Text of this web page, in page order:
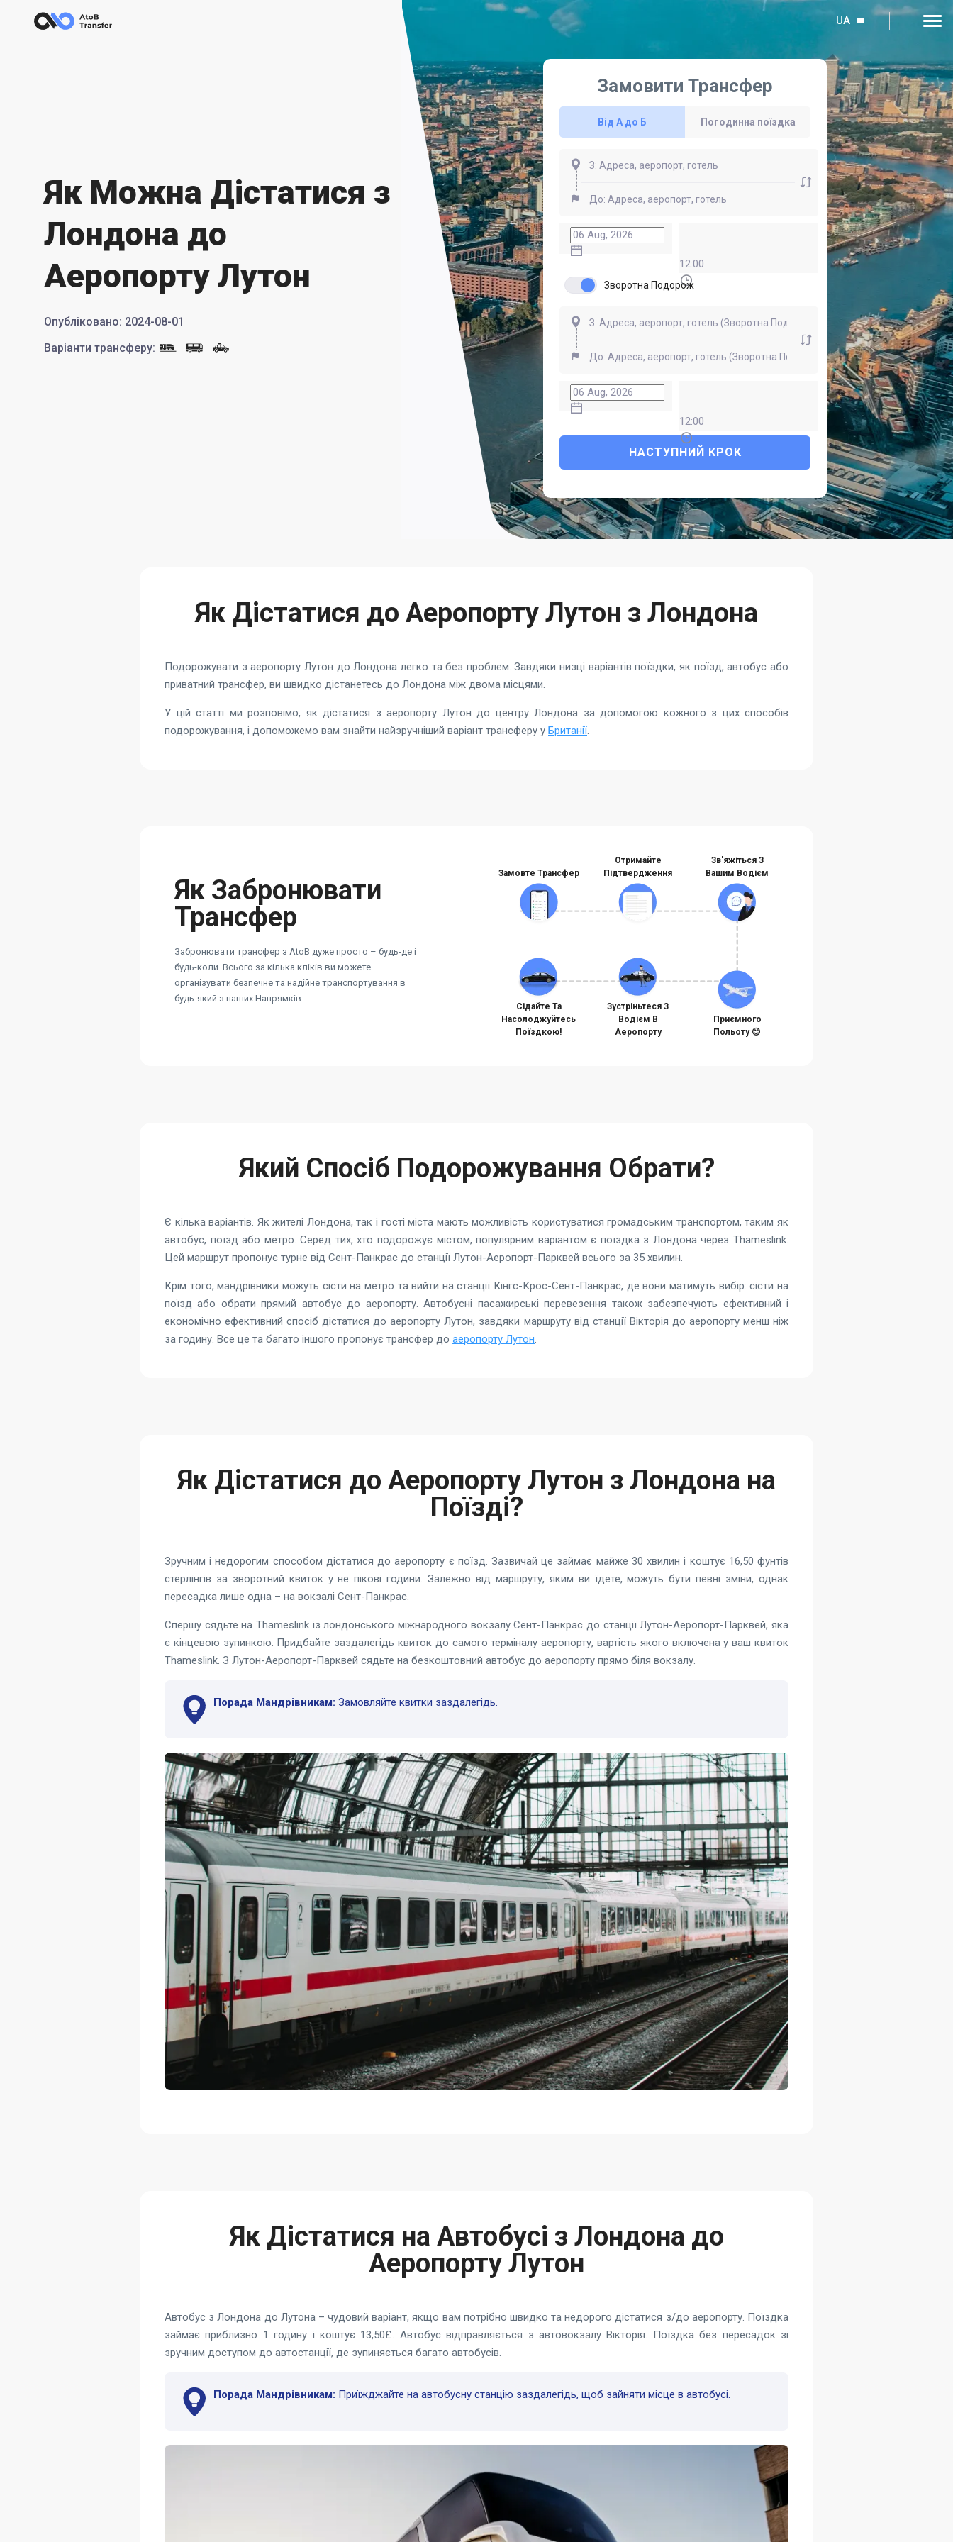
UA
Як Можна Дістатися з
Лондона до
Аеропорту Лутон
Опубліковано: 2024-08-01
Варіанти трансферу:
Замовити Трансфер
Від А до Б Погодинна поїздка
12:00
Зворотна Подорож
12:00
НАСТУПНИЙ КРОК
Як Дістатися до Аеропорту Лутон з Лондона
Подорожувати з аеропорту Лутон до Лондона легко та без проблем. Завдяки низці варіантів поїздки, як поїзд, автобус або
приватний трансфер, ви швидко дістанетесь до Лондона між двома місцями.
У цій статті ми розповімо, як дістатися з аеропорту Лутон до центру Лондона за допомогою кожного з цих способів
подорожування, і допоможемо вам знайти найзручніший варіант трансферу у Британії.
Як Забронювати
Трансфер
Забронювати трансфер з AtoB дуже просто – будь-де і
будь-коли. Всього за кілька кліків ви можете
організувати безпечне та надійне транспортування в
будь-який з наших Напрямків.
Замовте Трансфер
Отримайте
Підтвердження
Зв'яжіться З
Вашим Водієм
Сідайте Та
Насолоджуйтесь
Поїздкою!
Зустріньтеся З
Водієм В
Аеропорту
Приємного
Польоту 😊
Який Спосіб Подорожування Обрати?
Є кілька варіантів. Як жителі Лондона, так і гості міста мають можливість користуватися громадським транспортом, таким як
автобус, поїзд або метро. Серед тих, хто подорожує містом, популярним варіантом є поїздка з Лондона через Thameslink.
Цей маршрут пропонує турне від Сент-Панкрас до станції Лутон-Аеропорт-Парквей всього за 35 хвилин.
Крім того, мандрівники можуть сісти на метро та вийти на станції Кінгс-Крос-Сент-Панкрас, де вони матимуть вибір: сісти на
поїзд або обрати прямий автобус до аеропорту. Автобусні пасажирські перевезення також забезпечують ефективний і
економічно ефективний спосіб дістатися до аеропорту Лутон, завдяки маршруту від станції Вікторія до аеропорту менш ніж
за годину. Все це та багато іншого пропонує трансфер до аеропорту Лутон.
Як Дістатися до Аеропорту Лутон з Лондона на
Поїзді?
Зручним і недорогим способом дістатися до аеропорту є поїзд. Зазвичай це займає майже 30 хвилин і коштує 16,50 фунтів
стерлінгів за зворотний квиток у не пікові години. Залежно від маршруту, яким ви їдете, можуть бути певні зміни, однак
пересадка лише одна – на вокзалі Сент-Панкрас.
Спершу сядьте на Thameslink із лондонського міжнародного вокзалу Сент-Панкрас до станції Лутон-Аеропорт-Парквей, яка
є кінцевою зупинкою. Придбайте заздалегідь квиток до самого терміналу аеропорту, вартість якого включена у ваш квиток
Thameslink. З Лутон-Аеропорт-Парквей сядьте на безкоштовний автобус до аеропорту прямо біля вокзалу.
Порада Мандрівникам: Замовляйте квитки заздалегідь.
Як Дістатися на Автобусі з Лондона до
Аеропорту Лутон
Автобус з Лондона до Лутона – чудовий варіант, якщо вам потрібно швидко та недорого дістатися з/до аеропорту. Поїздка
займає приблизно 1 годину і коштує 13,50£. Автобус відправляється з автовокзалу Вікторія. Поїздка без пересадок зі
зручним доступом до автостанції, де зупиняється багато автобусів.
Порада Мандрівникам: Приїжджайте на автобусну станцію заздалегідь, щоб зайняти місце в автобусі.